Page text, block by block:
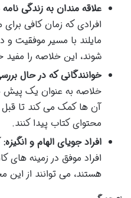
علاقه مندان به زندگی
افرادی که زمان کافی برای
مایلند با مسیر موفقیت
شوند، این خلاصه را مفید
خوانندگانی که در حال
خلاصه به عنوان یک
آن ها کمک می کند تا قبل
محتوای کتاب پیدا کنند.
افراد جویای الهام و انگیزه:
افراد موفق در زمینه های
هستند، می توانند از این